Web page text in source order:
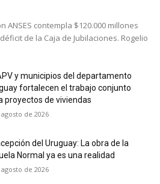
ANSES contempla $120.000 millones
de la Caja de Jubilaciones. Rogelio
y municipios del departamento
fortalecen el trabajo conjunto
proyectos de viviendas
de 2026
del Uruguay: La obra de la
Normal ya es una realidad⁣
de 2026